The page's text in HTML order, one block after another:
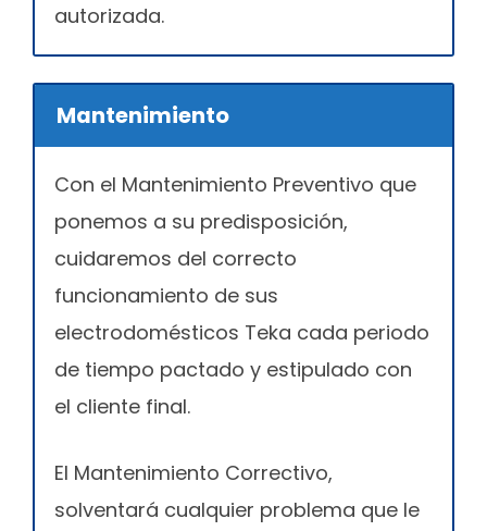
autorizada.
Mantenimiento
Con el Mantenimiento Preventivo que
ponemos a su predisposición,
cuidaremos del correcto
funcionamiento de sus
electrodomésticos Teka cada periodo
de tiempo pactado y estipulado con
el cliente final.
El Mantenimiento Correctivo,
solventará cualquier problema que le